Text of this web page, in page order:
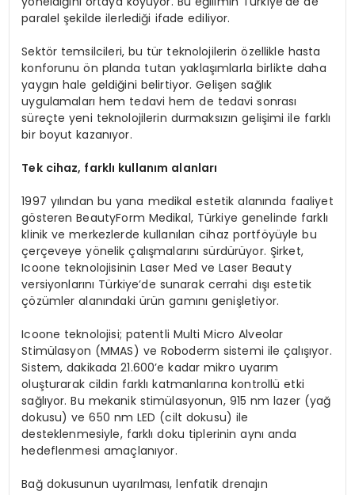
paralel şekilde ilerlediği ifade ediliyor.
Sektör temsilcileri, bu tür teknolojilerin özellikle hasta
konforunu ön planda tutan yaklaşımlarla birlikte daha
yaygın hale geldiğini belirtiyor. Gelişen sağlık
uygulamaları hem tedavi hem de tedavi sonrası
süreçte yeni teknolojilerin durmaksızın gelişimi ile farklı
bir boyut kazanıyor.
Tek cihaz, farklı kullanım alanları
1997 yılından bu yana medikal estetik alanında faaliyet
gösteren BeautyForm Medikal, Türkiye genelinde farklı
klinik ve merkezlerde kullanılan cihaz portföyüyle bu
çerçeveye yönelik çalışmalarını sürdürüyor. Şirket,
Icoone teknolojisinin Laser Med ve Laser Beauty
versiyonlarını Türkiye’de sunarak cerrahi dışı estetik
çözümler alanındaki ürün gamını genişletiyor.
Icoone teknolojisi; patentli Multi Micro Alveolar
Stimülasyon (MMAS) ve Roboderm sistemi ile çalışıyor.
Sistem, dakikada 21.600’e kadar mikro uyarım
oluşturarak cildin farklı katmanlarına kontrollü etki
sağlıyor. Bu mekanik stimülasyonun, 915 nm lazer (yağ
dokusu) ve 650 nm LED (cilt dokusu) ile
desteklenmesiyle, farklı doku tiplerinin aynı anda
hedeflenmesi amaçlanıyor.
Bağ dokusunun uyarılması, lenfatik drenajın